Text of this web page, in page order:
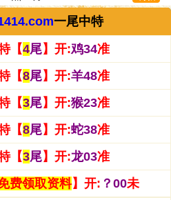
一尾中特
【4尾】开:鸡34准
【8尾】开:羊48准
【3尾】开:猴23准
【8尾】开:蛇38准
【3尾】开:龙03准
费领取资料】开: ？00未